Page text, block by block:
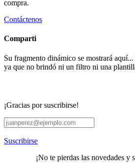
compra.
Contáctenos
Comparti
Su fragmento dinámico se mostrará aquí...
ya que no brindó ni un filtro ni una
¡Gracias por suscribirse!
Suscribirse
¡No te pierdas las novedades y